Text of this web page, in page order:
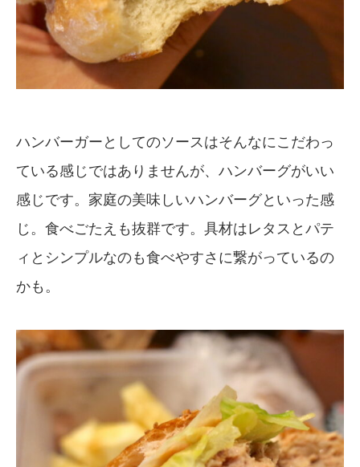
ハンバーガーとしてのソースはそんなにこだわっ
ている感じではありませんが、ハンバーグがいい
感じです。家庭の美味しいハンバーグといった感
じ。食べごたえも抜群です。具材はレタスとパテ
ィとシンプルなのも食べやすさに繋がっているの
かも。